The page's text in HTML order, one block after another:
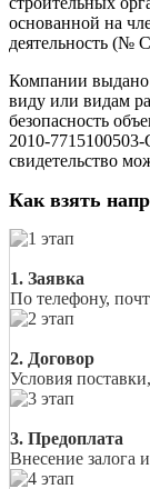
основанной на
деятельность (№
Компании выдано
виду или видам
безопасность
2010-
свидетельство
Как взять
1. Заявка
По телефону,
2. Договор
Условия
3. Предоплата
Внесение залога